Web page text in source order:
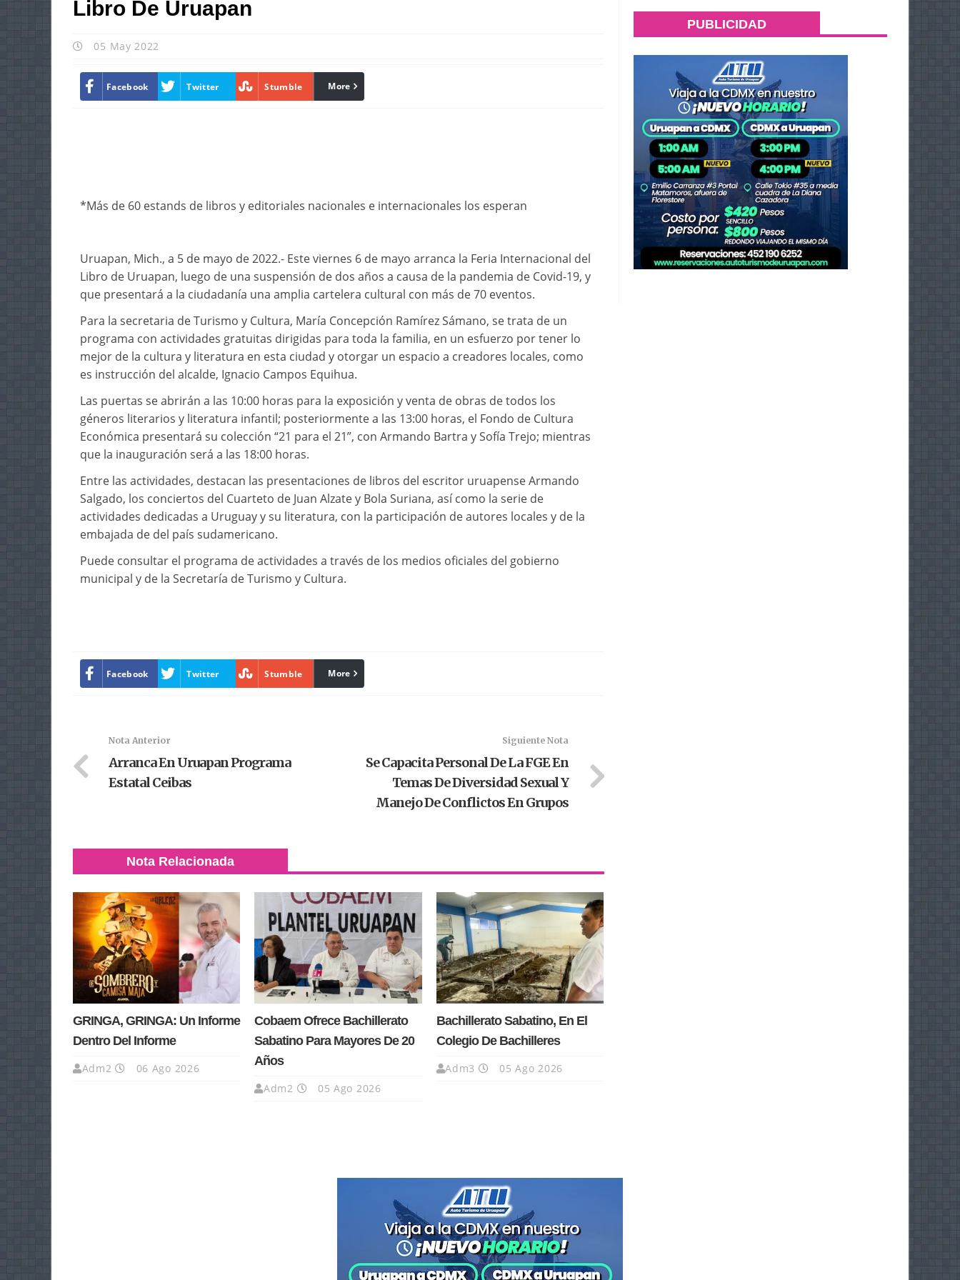
Libro De Uruapan
05 May 2022
Facebook Twitter Stumble linkedin
More
*Más de 60 estands de libros y editoriales nacionales e internacionales los esperan
Uruapan, Mich., a 5 de mayo de 2022.- Este viernes 6 de mayo arranca la Feria Internacional del
Libro de Uruapan, luego de una suspensión de dos años a causa de la pandemia de Covid-19, y
que presentará a la ciudadanía una amplia cartelera cultural con más de 70 eventos.
Para la secretaria de Turismo y Cultura, María Concepción Ramírez Sámano, se trata de un
programa con actividades gratuitas dirigidas para toda la familia, en un esfuerzo por tener lo
mejor de la cultura y literatura en esta ciudad y otorgar un espacio a creadores locales, como
es instrucción del alcalde, Ignacio Campos Equihua.
Las puertas se abrirán a las 10:00 horas para la exposición y venta de obras de todos los
géneros literarios y literatura infantil; posteriormente a las 13:00 horas, el Fondo de Cultura
Económica presentará su colección “21 para el 21”, con Armando Bartra y Sofía Trejo; mientras
que la inauguración será a las 18:00 horas.
Entre las actividades, destacan las presentaciones de libros del escritor uruapense Armando
Salgado, los conciertos del Cuarteto de Juan Alzate y Bola Suriana, así como la serie de
actividades dedicadas a Uruguay y su literatura, con la participación de autores locales y de la
embajada de del país sudamericano.
Puede consultar el programa de actividades a través de los medios oficiales del gobierno
municipal y de la Secretaría de Turismo y Cultura.
Facebook Twitter Stumble linkedin
More
Nota Anterior
Arranca En Uruapan Programa
Estatal Ceibas
Siguiente Nota
Se Capacita Personal De La FGE En
Temas De Diversidad Sexual Y
Manejo De Conflictos En Grupos
Nota Relacionada
GRINGA, GRINGA: Un Informe
Dentro Del Informe
Adm2 06 Ago 2026
Cobaem Ofrece Bachillerato
Sabatino Para Mayores De 20
Años
Adm2 05 Ago 2026
Bachillerato Sabatino, En El
Colegio De Bachilleres
Adm3 05 Ago 2026
PUBLICIDAD